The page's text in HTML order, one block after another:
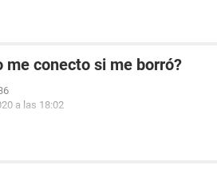
me conecto si me borró?
a las 18:02